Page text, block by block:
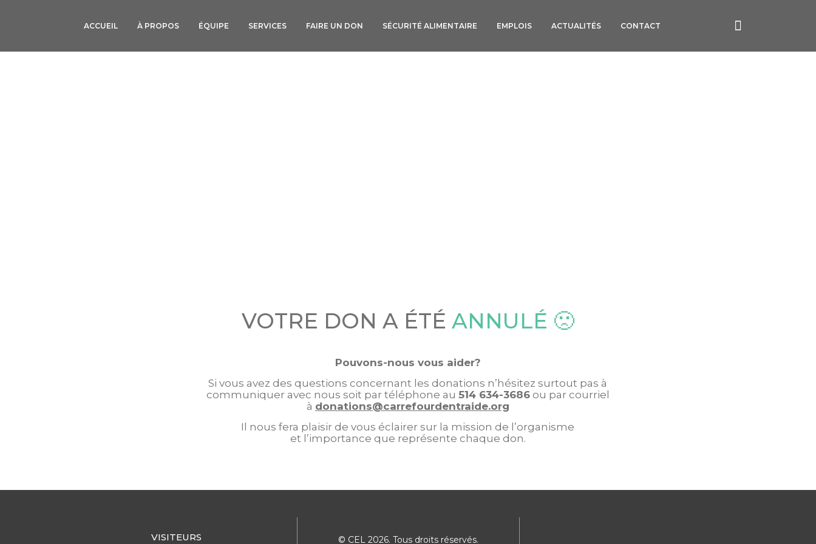
ACCUEIL À PROPOS ÉQUIPE SERVICES FAIRE UN DON SÉCURITÉ ALIMENTAIRE EMPLOIS ACTUALITÉS CONTACT
VOTRE DON A ÉTÉ ANNULÉ 🙁
Pouvons-nous vous aider?
Si vous avez des questions concernant les donations n’hésitez surtout pas à
communiquer avec nous soit par téléphone au 514 634-3686ou par courriel
à donations@carrefourdentraide.org
Il nous fera plaisir de vous éclairer sur la mission de l’organisme
et l’importance que représente chaque don.
VISITEURS © CEL 2026. Tous droits réservés.